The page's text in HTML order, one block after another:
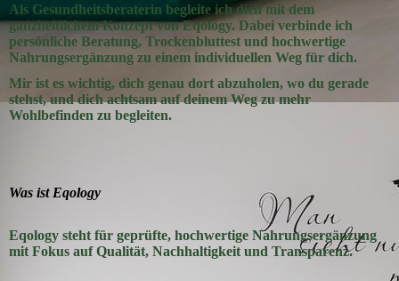
Als Gesundheitsberaterin begleite ich dich mit dem
ganzheitlichem Konzept von Eqology. Dabei verbinde ich
persönliche Beratung, Trockenbluttest und hochwertige
Nahrungsergänzung zu einem individuellen Weg für dich.
Mir ist es wichtig, dich genau dort abzuholen, wo du gerade
stehst, und dich achtsam auf deinem Weg zu mehr
Wohlbefinden zu begleiten.
Was ist Eqology
Eqology steht für geprüfte, hochwertige Nahrungsergänzung
mit Fokus auf Qualität, Nachhaltigkeit und Transparenz.